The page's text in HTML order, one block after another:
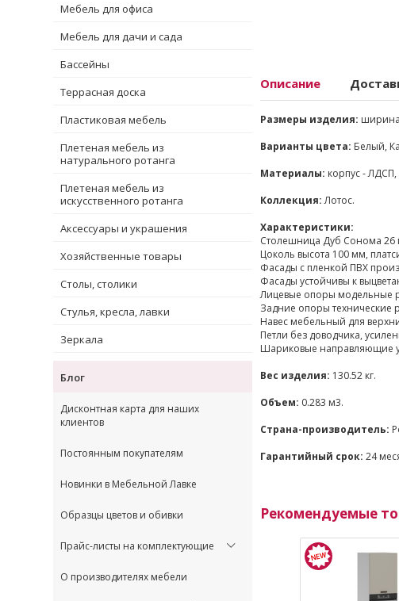
Мебель для офиса
Мебель для дачи и сада
Бассейны
Террасная доска
Пластиковая мебель
Плетеная мебель из
натурального ротанга
Плетеная мебель из
искусственного ротанга
Аксессуары и украшения
Хозяйственные товары
Столы, столики
Стулья, кресла, лавки
Зеркала
Блог
Дисконтная карта для наших
клиентов
Постоянным покупателям
Новинки в Мебельной Лавке
Образцы цветов и обивки
Прайс-листы на комплектующие
О производителях мебели
Описание
Размеры изделия: ширина
Варианты цвета: Белый,
Материалы: корпус -
Коллекция:Лотос.
Характеристики:
Столешница Дуб Сонома 26
Цоколь высота 100 мм,
Фасады с пленкой ПВХ
Фасады устойчивы к
Лицевые опоры модельные
Задние опоры технические
Навес мебельный для
Петли без доводчика,
Шариковые направляющие
Вес изделия: 130.52 кг.
Объем: 0.283 м3.
Страна-производитель:
Гарантийный срок: 24
Рекомендуемые